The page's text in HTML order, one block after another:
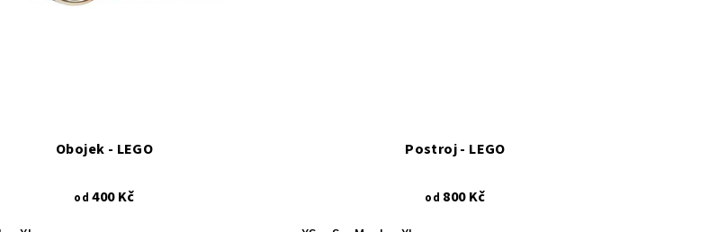
Obojek - LEGO
od 400 Kč
Postroj - LEGO
od 800 Kč